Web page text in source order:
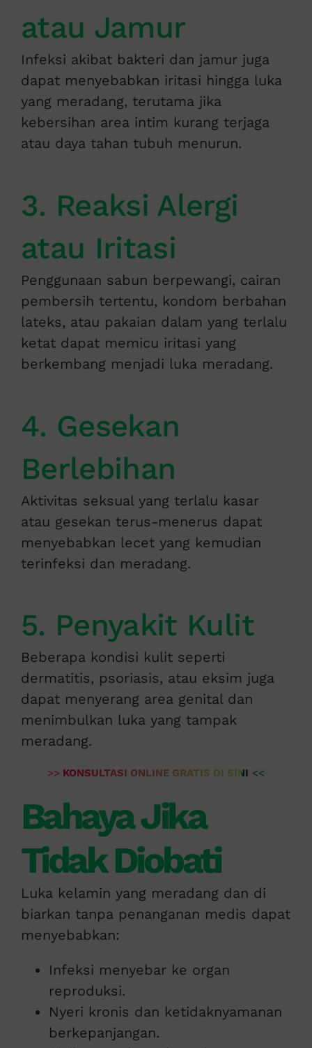
atau Jamur
Infeksi akibat bakteri dan jamur juga
dapat menyebabkan iritasi hingga luka
yang meradang, terutama jika
kebersihan area intim kurang terjaga
atau daya tahan tubuh menurun.
3. Reaksi Alergi
atau Iritasi
Penggunaan sabun berpewangi, cairan
pembersih tertentu, kondom berbahan
lateks, atau pakaian dalam yang terlalu
ketat dapat memicu iritasi yang
berkembang menjadi luka meradang.
4. Gesekan
Berlebihan
Aktivitas seksual yang terlalu kasar
atau gesekan terus-menerus dapat
menyebabkan lecet yang kemudian
terinfeksi dan meradang.
5. Penyakit Kulit
Beberapa kondisi kulit seperti
dermatitis, psoriasis, atau eksim juga
dapat menyerang area genital dan
menimbulkan luka yang tampak
meradang.
>> KONSULTASI ONLINE GRATIS DI SINI <<
Bahaya Jika
Tidak Diobati
Luka kelamin yang meradang dan di
biarkan tanpa penanganan medis dapat
menyebabkan:
Infeksi menyebar ke organ
reproduksi.
Nyeri kronis dan ketidaknyamanan
berkepanjangan.